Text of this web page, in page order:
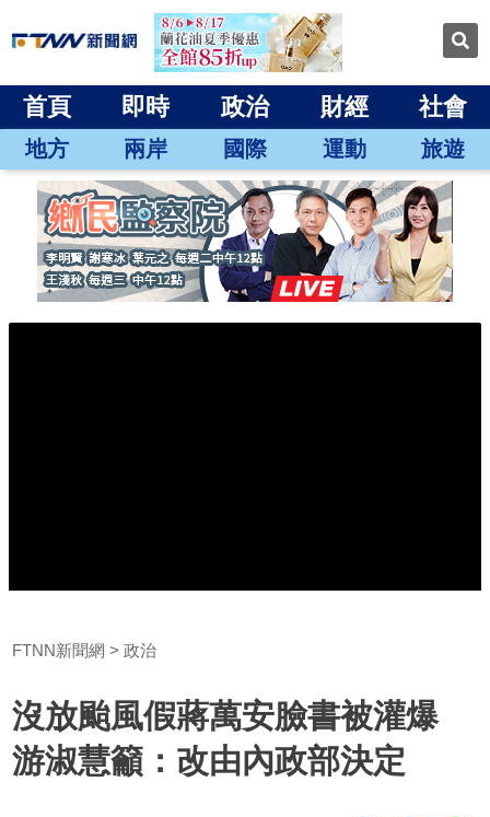
首頁 即時 政治 財經 社會
地方 兩岸 國際 運動 旅遊
FTNN新聞網 政治
沒放颱風假蔣萬安臉書被灌爆
游淑慧籲：改由內政部決定